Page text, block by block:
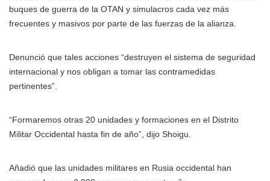
buques de guerra de la OTAN y simulacros cada vez más
frecuentes y masivos por parte de las fuerzas de la alianza.
Denunció que tales acciones “destruyen el sistema de seguridad
internacional y nos obligan a tomar las contramedidas
pertinentes”.
“Formaremos otras 20 unidades y formaciones en el Distrito
Militar Occidental hasta fin de año”, dijo Shoigu.
Añadió que las unidades militares en Rusia occidental han